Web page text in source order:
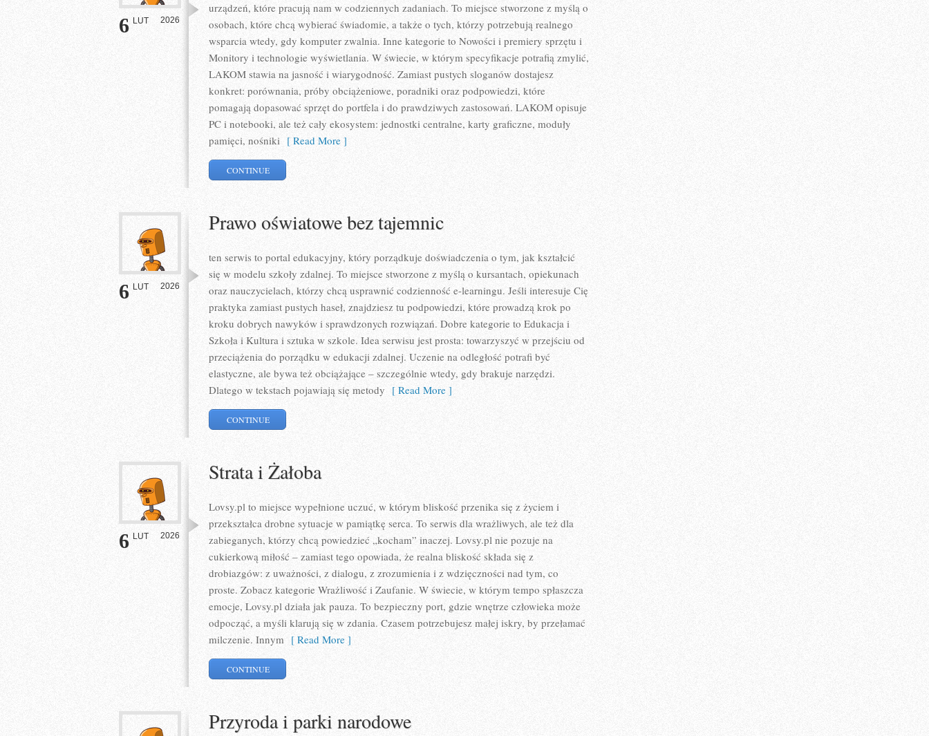
6 LUT 2026
urządzeń, które pracują nam w codziennych zadaniach. To miejsce stworzone z myślą o
osobach, które chcą wybierać świadomie, a także o tych, którzy potrzebują realnego
wsparcia wtedy, gdy komputer zwalnia. Inne kategorie to Nowości i premiery sprzętu i
Monitory i technologie wyświetlania. W świecie, w którym specyfikacje potrafią zmylić,
LAKOM stawia na jasność i wiarygodność. Zamiast pustych sloganów dostajesz
konkret: porównania, próby obciążeniowe, poradniki oraz podpowiedzi, które
pomagają dopasować sprzęt do portfela i do prawdziwych zastosowań. LAKOM opisuje
PC i notebooki, ale też cały ekosystem: jednostki centralne, karty graficzne, moduły
pamięci, nośniki [ Read More ]
CONTINUE
6 LUT 2026
Prawo oświatowe bez tajemnic
ten serwis to portal edukacyjny, który porządkuje doświadczenia o tym, jak kształcić
się w modelu szkoły zdalnej. To miejsce stworzone z myślą o kursantach, opiekunach
oraz nauczycielach, którzy chcą usprawnić codzienność e-learningu. Jeśli interesuje Cię
praktyka zamiast pustych haseł, znajdziesz tu podpowiedzi, które prowadzą krok po
kroku dobrych nawyków i sprawdzonych rozwiązań. Dobre kategorie to Edukacja i
Szkoła i Kultura i sztuka w szkole. Idea serwisu jest prosta: towarzyszyć w przejściu od
przeciążenia do porządku w edukacji zdalnej. Uczenie na odległość potrafi być
elastyczne, ale bywa też obciążające – szczególnie wtedy, gdy brakuje narzędzi.
Dlatego w tekstach pojawiają się metody [ Read More ]
CONTINUE
6 LUT 2026
Strata i Żałoba
Lovsy.pl to miejsce wypełnione uczuć, w którym bliskość przenika się z życiem i
przekształca drobne sytuacje w pamiątkę serca. To serwis dla wrażliwych, ale też dla
zabieganych, którzy chcą powiedzieć „kocham” inaczej. Lovsy.pl nie pozuje na
cukierkową miłość – zamiast tego opowiada, że realna bliskość składa się z
drobiazgów: z uważności, z dialogu, z zrozumienia i z wdzięczności nad tym, co
proste. Zobacz kategorie Wrażliwość i Zaufanie. W świecie, w którym tempo spłaszcza
emocje, Lovsy.pl działa jak pauza. To bezpieczny port, gdzie wnętrze człowieka może
odpocząć, a myśli klarują się w zdania. Czasem potrzebujesz małej iskry, by przełamać
milczenie. Innym [ Read More ]
CONTINUE
Przyroda i parki narodowe